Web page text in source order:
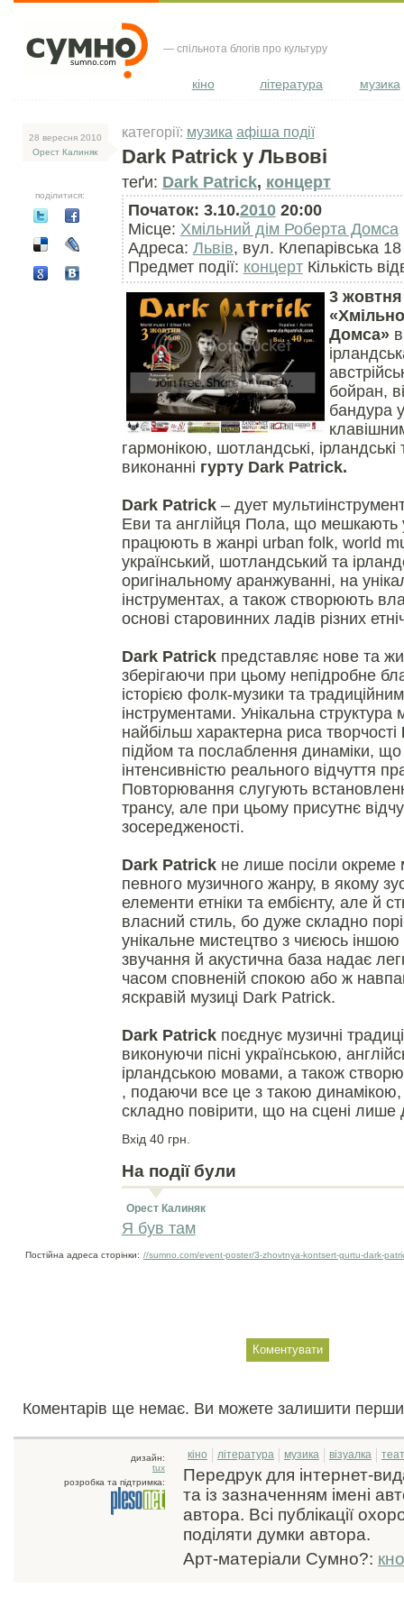
— спільнота блогів про культуру
кіно література музика
28 вересня 2010
Орест Калиняк
поділитися:
категорії: музика афіша події
Dark Patrick у Львові
теґи: Dark Patrick, концерт
Початок: 3.10.201020:00
Місце: Хмільний дім Роберта Домса
Адреса: Львів, вул. Клепарівська 18
Предмет події: концертКількість
3
Домса»
бойран,
бандура
гармонікою, шотландські, ірландські
виконанні гурту Dark Patrick.
Dark Patrick– дует
Еви та англійця Пола, що мешкають
працюють в жанрі urban folk, world
український, шотландський та
оригінальному аранжуванні, на
інструментах, а також створюють
основі старовинних ладів різних
Dark Patrickпредставляє нове та
зберігаючи при цьому непідробне
історією фолк-музики та
інструментами. Унікальна структура
найбільш характерна риса творчості
підйом та послаблення динаміки, що
інтенсивністю реального відчуття
Повторювання слугують
трансу, але при цьому присутнє
зосередженості.
Dark Patrickне лише посіли окреме
певного музичного жанру, в якому
елементи етніки та ембієнту, але й
власний стиль, бо дуже складно
унікальне мистецтво з чиєюсь іншою
звучання й акустична база надає
часом сповненій спокою або ж
яскравій музиці Dark Patrick.
Dark Patrickпоєднує музичні
виконуючи пісні українською,
ірландською мовами, а також
, подаючи все це з такою
складно повірити, що на сцені лише
Вхід 40 грн.
На події були
Орест Калиняк
Я був там
Постійна адреса сторінки: //sumno.com/event-poster/3-zhovtnya-kontsert-gurtu-dark-
Коментарів ще немає. Ви можете залишити
дизайн:
tux
розробка та підтримка:
кіно література музика візуалка
Передрук для інтернет-
та із зазначенням імені
автора. Всі публікації
поділяти думки автора.
Арт-матеріали Сумно?: